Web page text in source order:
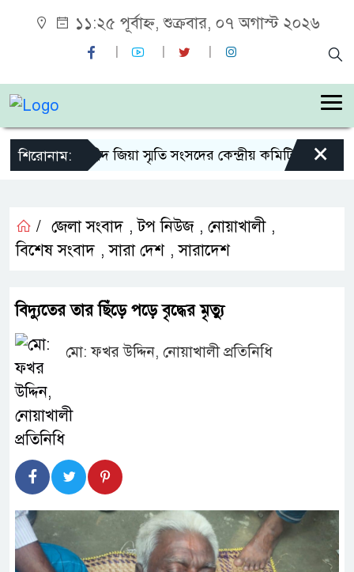
১১:২৫ পূর্বাহ্ন, শুক্রবার, ০৭ অগাস্ট ২০২৬
শিরোনাম:শহীদ জিয়া স্মৃতি সংসদের কেন্দ্রীয় কমিটির সহ-×
/ জেলা সংবাদ ,টপ নিউজ , নোয়াখালী ,
বিশেষ সংবাদ ,সারা দেশ ,সারাদেশ
বিদ্যুতের তার ছিঁড়ে পড়ে বৃদ্ধের মৃত্যু
মো: ফখর উদ্দিন, নোয়াখালী প্রতিনিধি